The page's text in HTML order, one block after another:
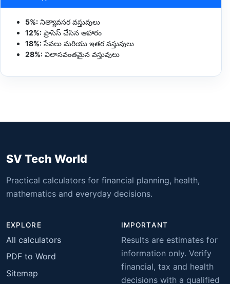
5%: నిత్యావసర వస్తువులు
12%: ప్రాసెస్ చేసిన ఆహారం
18%:సేవలు మరియు ఇతర వస్తువులు
28%: విలాసవంతమైన వస్తువులు
SV Tech World
Practical calculators for financial planning, health,
mathematics and everyday decisions.
EXPLORE
All calculators
PDF to Word
Sitemap
IMPORTANT
Results are estimates for
information only. Verify
financial, tax and health
decisions with a qualified